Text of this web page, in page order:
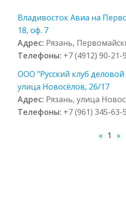
Владивосток Авиа на
18, оф. 7
Адрес: Рязань,
Телефоны: +7 (4912) 90-21-
ООО "Русский клуб
улица Новосёлов, 26/17
Адрес: Рязань, улица
Телефоны: +7 (961) 345-63-
« 1 »